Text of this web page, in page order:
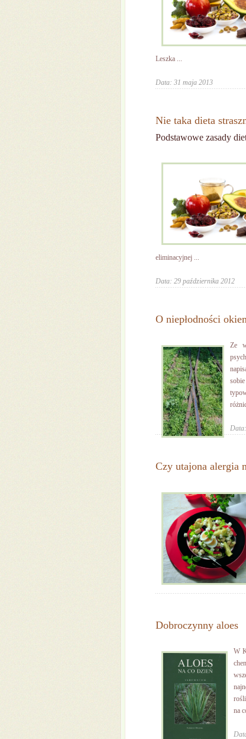
Leszka ...
Data: 31 maja 2013
Nie taka dieta
Podstawowe zasady
eliminacyjnej ...
Data: 29 października 2012
O niepłodności
Ze
Czy utajona alergia
Dobroczynny aloes
W
na